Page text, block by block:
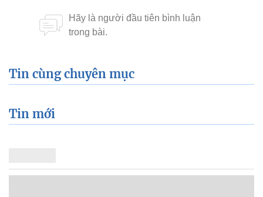
Tin cùng chuyên mục
Tin mới